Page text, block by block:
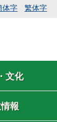
体字 繁体字
文化
報